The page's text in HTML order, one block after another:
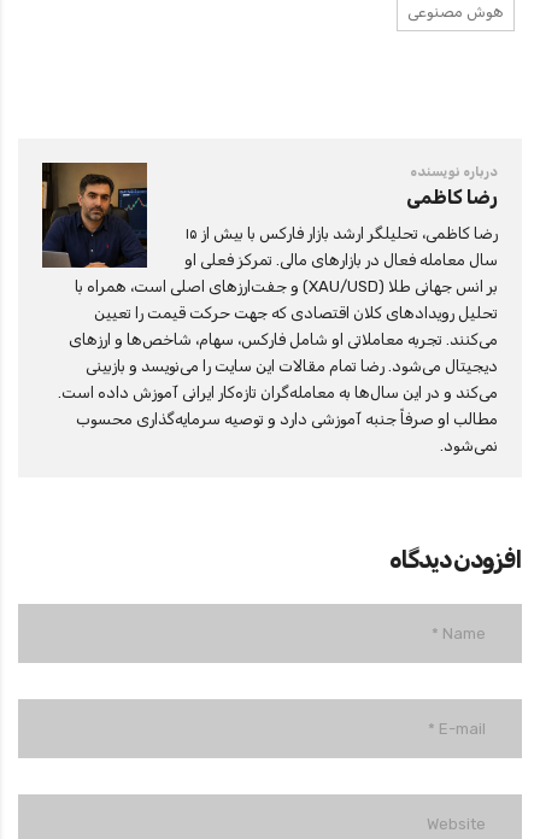
هوش مصنوعی
درباره نویسنده
رضا کاظمی
رضا کاظمی، تحلیلگر ارشد بازار فارکس با بیش از ۱۵
سال معامله فعال در بازارهای مالی. تمرکز فعلی او
بر انس جهانی طلا (XAU/USD) و جفت‌ارزهای اصلی است، همراه با
تحلیل رویدادهای کلان اقتصادی که جهت حرکت قیمت را تعیین
می‌کنند. تجربه معاملاتی او شامل فارکس، سهام، شاخص‌ها و ارزهای
دیجیتال می‌شود. رضا تمام مقالات این سایت را می‌نویسد و بازبینی
می‌کند و در این سال‌ها به معامله‌گران تازه‌کار ایرانی آموزش داده است.
مطالب او صرفاً جنبه آموزشی دارد و توصیه سرمایه‌گذاری محسوب
نمی‌شود.
افزودن دیدگاه